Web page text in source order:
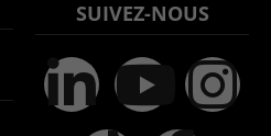
SUIVEZ-NOUS